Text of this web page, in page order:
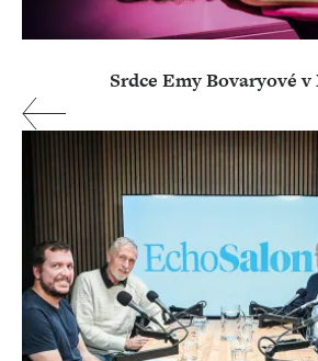
Srdce Emy Bovaryové